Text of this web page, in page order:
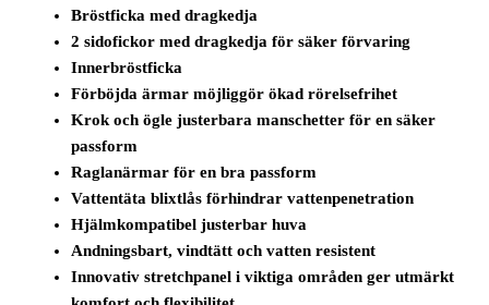
Bröstficka med dragkedja
2 sidofickor med dragkedja för säker förvaring
Innerbröstficka
Förböjda ärmar möjliggör ökad rörelsefrihet
Krok och ögle justerbara manschetter för en säker
passform
Raglanärmar för en bra passform
Vattentäta blixtlås förhindrar vattenpenetration
Hjälmkompatibel justerbar huva
Andningsbart, vindtätt och vatten resistent
Innovativ stretchpanel i viktiga områden ger utmärkt